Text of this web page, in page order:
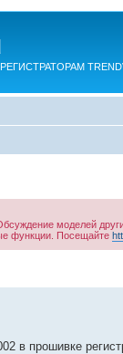
моделей
функции. Посещайте
прошивке